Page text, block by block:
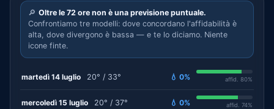
🔎 Oltre le 72 ore non è una previsione puntuale.
Confrontiamo tre modelli: dove concordano l'affidabilità è
alta, dove divergono è bassa — e te lo diciamo. Niente
icone finte.
martedì 14 luglio 20° / 33° 💧 0% affid. 80%
mercoledì 15 luglio 20° / 37° 💧 0% affid. 74%